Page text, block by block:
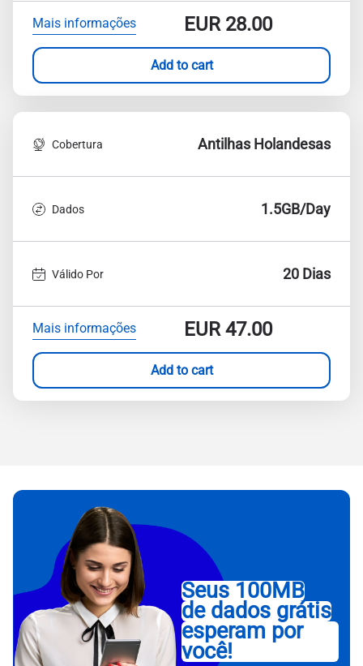
Mais informações EUR28.00
Add to cart
Cobertura Antilhas Holandesas
Dados 1.5GB/Day
Válido Por 20 Dias
Mais informações EUR47.00
Add to cart
Seus 100MB
de dados grátis
esperam por
você!